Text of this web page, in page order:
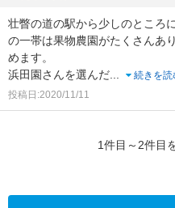
壮瞥の道の駅から少しのところ
の一帯は果物農園がたくさんあ
めます。
浜田園さんを選んだ...
続きを読
投稿日:2020/11/11
1件目～2件目